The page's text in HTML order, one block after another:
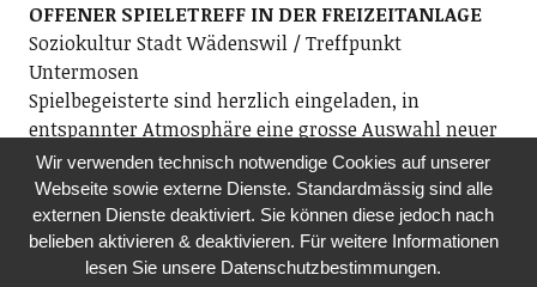
OFFENER SPIELETREFF IN DER FREIZEITANLAGE
Soziokultur Stadt Wädenswil / Treffpunkt
Untermosen
Spielbegeisterte sind herzlich eingeladen, in
entspannter Atmosphäre eine grosse Auswahl neuer
und altbewährter Karten- und Brettspiele zu spielen.
Der Spieleexperte Xavi vom Spielwarengeschäft
Pinocchio in Wädenswil wird den Abend begleiten.
Dies ist eine offene Gruppe – neue Spielerinnen und
Spieler sind herzlich willkommen.
Wir verwenden technisch notwendige Cookies auf unserer
Webseite sowie externe Dienste. Standardmässig sind alle
externen Dienste deaktiviert. Sie können diese jedoch nach
belieben aktivieren & deaktivieren. Für weitere Informationen
lesen Sie unsere Datenschutzbestimmungen.